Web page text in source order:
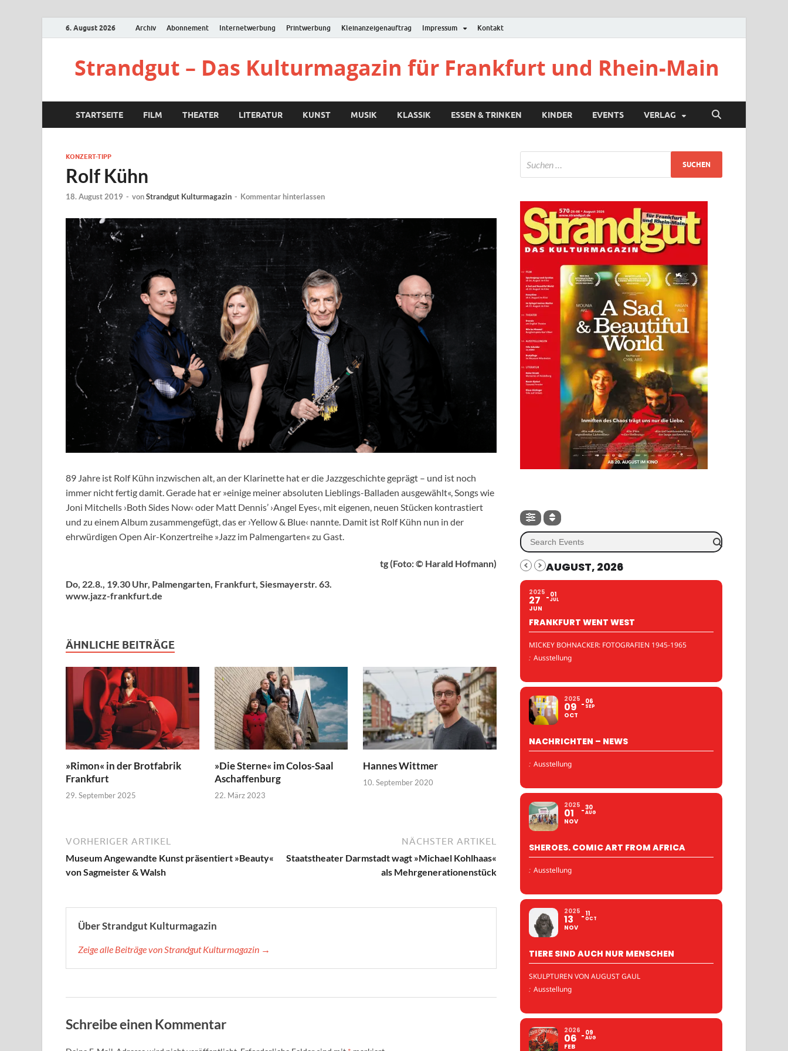
6. August 2026 Archiv Abonnement Internetwerbung Printwerbung Kleinanzeigenauftrag Impressum Kontakt
Strandgut – Das Kulturmagazin für Frankfurt und Rhein-Main
STARTSEITE FILM THEATER LITERATUR KUNST MUSIK KLASSIK ESSEN & TRINKEN KINDER EVENTS VERLAG
KONZERT-TIPP
Rolf Kühn
18. August 2019 - vonStrandgut Kulturmagazin - Kommentar hinterlassen
89 Jahre ist Rolf Kühn inzwischen alt, an der Klarinette hat er die Jazzgeschichte geprägt – und ist noch
immer nicht fertig damit. Gerade hat er »einige meiner absoluten Lieblings-Balladen ausgewählt«, Songs wie
Joni Mitchells ›Both Sides Now‹ oder Matt Dennis’ ›Angel Eyes‹, mit eigenen, neuen Stücken kontrastiert
und zu einem Album zusammengefügt, das er ›Yellow & Blue‹ nannte. Damit ist Rolf Kühn nun in der
ehrwürdigen Open Air-Konzertreihe »Jazz im Palmengarten« zu Gast.
tg (Foto: © Harald Hofmann)
Do, 22.8., 19.30 Uhr, Palmengarten, Frankfurt, Siesmayerstr. 63.
www.jazz-frankfurt.de
ÄHNLICHE BEITRÄGE
»Rimon« in der Brotfabrik
Frankfurt
29. September 2025
»Die Sterne« im Colos-Saal
Aschaffenburg
22. März 2023
Hannes Wittmer
10. September 2020
VORHERIGER ARTIKEL
Museum Angewandte Kunst präsentiert »Beauty«
von Sagmeister & Walsh
NÄCHSTER ARTIKEL
Staatstheater Darmstadt wagt »Michael Kohlhaas«
als Mehrgenerationenstück
Über Strandgut Kulturmagazin
Zeige alle Beiträge von Strandgut Kulturmagazin →
Schreibe einen Kommentar
AUGUST, 2026
2025
27
JUN
01
JUL
FRANKFURT WENT WEST
MICKEY BOHNACKER: FOTOGRAFIEN 1945-1965
: Ausstellung
2025
09
OCT
06
SEP
NACHRICHTEN – NEWS
: Ausstellung
2025
01
NOV
30
AUG
SHEROES. COMIC ART FROM AFRICA
: Ausstellung
2025
13
NOV
11
OCT
TIERE SIND AUCH NUR MENSCHEN
SKULPTUREN VON AUGUST GAUL
: Ausstellung
2026
06
FEB
09
AUG